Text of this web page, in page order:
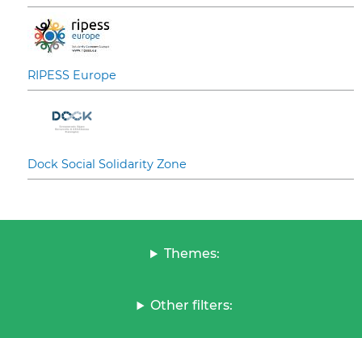
RIPESS Europe
Dock Social Solidarity Zone
Themes:
Other filters: